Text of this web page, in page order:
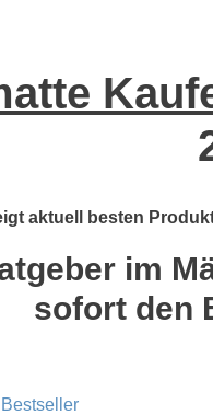
aktuell besten
im
sofort den